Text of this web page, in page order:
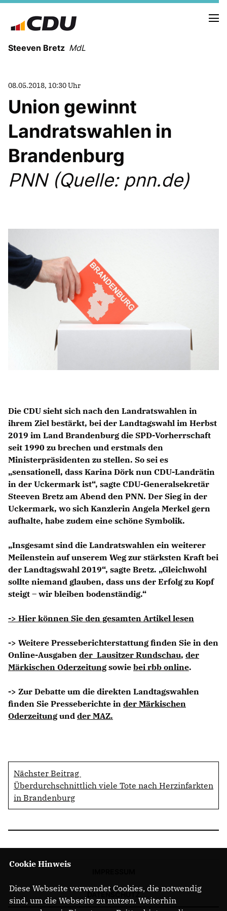
Steeven Bretz MdL
VITA
WAHLKREISBESUCHE
PRESSEFOTOS
MEIN BÜRGERBÜRO
CDU Deutschland
CDU Fraktion im Brandenburger Landtag
CDU Brandenburg
CDU Potsdam
08.05.2018, 10:30 Uhr
Union gewinnt
Landratswahlen in
Brandenburg
PNN (Quelle: pnn.de)
Die CDU sieht sich nach den Landratswahlen in
ihrem Ziel bestärkt, bei der Landtagswahl im Herbst
2019 im Land Brandenburg die SPD-Vorherrschaft
seit 1990 zu brechen und erstmals den
Ministerpräsidenten zu stellen. So sei es
sensationell, dass Karina Dörk nun CDU-Landrätin
in der Uckermark ist“, sagte CDU-Generalsekretär
Steeven Bretz am Abend den PNN. Der Sieg in der
Uckermark, wo sich Kanzlerin Angela Merkel gern
aufhalte, habe zudem eine schöne Symbolik.
Insgesamt sind die Landratswahlen ein weiterer
Meilenstein auf unserem Weg zur stärksten Kraft bei
der Landtagswahl 2019“, sagte Bretz. „Gleichwohl
sollte niemand glauben, dass uns der Erfolg zu Kopf
steigt – wir bleiben bodenständig.“
-> Hier können Sie den gesamten Artikel lesen
-> Weitere Presseberichterstattung finden Sie in den
Online-Ausgaben der Lausitzer Rundschau, der
Märkischen Oderzeitung sowie bei rbb online.
-> Zur Debatte um die direkten Landtagswahlen
finden Sie Presseberichte in der Märkischen
Oderzeitung und der MAZ.
Nächster Beitrag
Überdurchschnittlich viele Tote nach Herzinfarkten
in Brandenburg
Cookie Hinweis
Diese Webseite verwendet Cookies, die notwendig
sind, um die Webseite zu nutzen. Weiterhin